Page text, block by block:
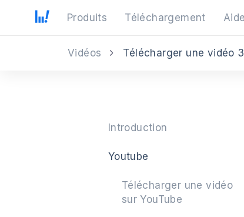
Produits Téléchargement Aide
Vidéos Télécharger une vidéo
Introduction
Youtube
Télécharger une vidéo
sur YouTube